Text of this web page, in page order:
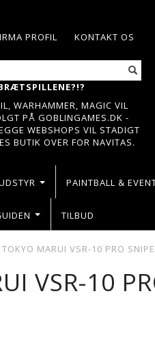
KONTAKT OS
PROFIL
WARHAMMER, MAGIC VIL
PÅ GOBLINGAMES.DK -
WEBSHOPS VIL STADIGT
BUTIK OVER FOR NAVITAS.
PAINTBALL &
TILBUD
TOKYO MARUI VSR-10 PRO
VSR-10